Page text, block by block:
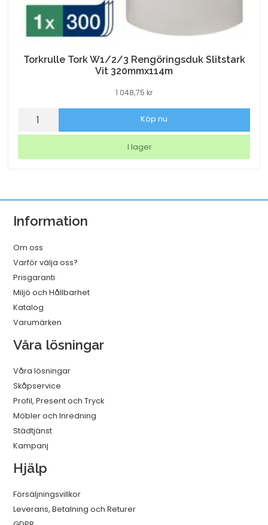
Torkrulle Tork W1/2/3 Rengöringsduk Slitstark
Vit 320mmx114m
1 048,75 kr
Torkrulle
Rengöringsduk
320mmx114m
mängd
Köp nu
I lager
Information
Om oss
Varför välja oss?
Prisgaranti
Miljö och Hållbarhet
Katalog
Varumärken
Våra lösningar
Våra lösningar
Skåpservice
Profil, Present och Tryck
Möbler och Inredning
Städtjänst
Kampanj
Hjälp
Försäljningsvillkor
Leverans, Betalning och Returer